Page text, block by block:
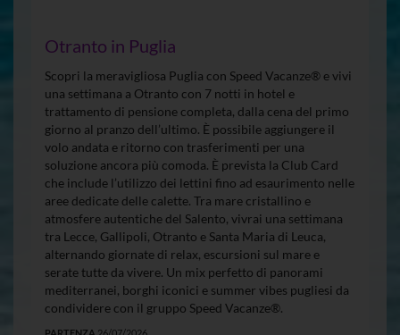
Otranto in Puglia
Scopri la meravigliosa Puglia con Speed Vacanze® e vivi
una settimana a Otranto con 7 notti in hotel e
trattamento di pensione completa, dalla cena del primo
giorno al pranzo dell’ultimo. È possibile aggiungere il
volo andata e ritorno con trasferimenti per una
soluzione ancora più comoda. È prevista la Club Card
che include l’utilizzo dei lettini fino ad esaurimento nelle
aree dedicate delle calette. Tra mare cristallino e
atmosfere autentiche del Salento, vivrai una settimana
tra Lecce, Gallipoli, Otranto e Santa Maria di Leuca,
alternando giornate di relax, escursioni sul mare e
serate tutte da vivere. Un mix perfetto di panorami
mediterranei, borghi iconici e summer vibes pugliesi da
condividere con il gruppo Speed Vacanze®.